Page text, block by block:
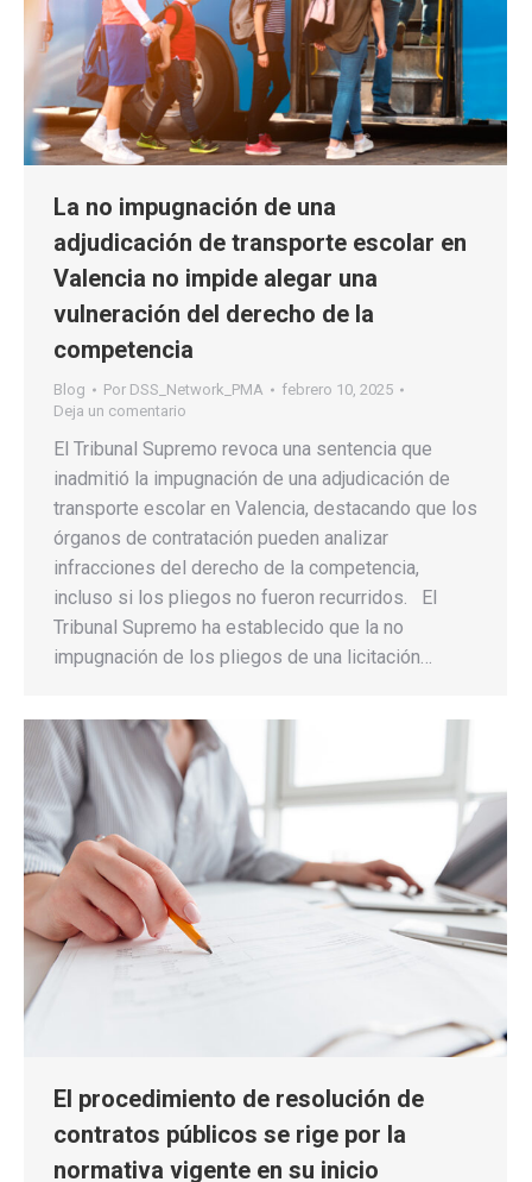
La no impugnación de una
adjudicación de transporte escolar en
Valencia no impide alegar una
vulneración del derecho de la
competencia
Blog Por DSS_Network_PMA
febrero 10, 2025
Deja un comentario
El Tribunal Supremo revoca una sentencia que
inadmitió la impugnación de una adjudicación de
transporte escolar en Valencia, destacando que los
órganos de contratación pueden analizar
infracciones del derecho de la competencia,
incluso si los pliegos no fueron recurridos. El
Tribunal Supremo ha establecido que la no
impugnación de los pliegos de una licitación…
El procedimiento de resolución de
contratos públicos se rige por la
normativa vigente en su inicio